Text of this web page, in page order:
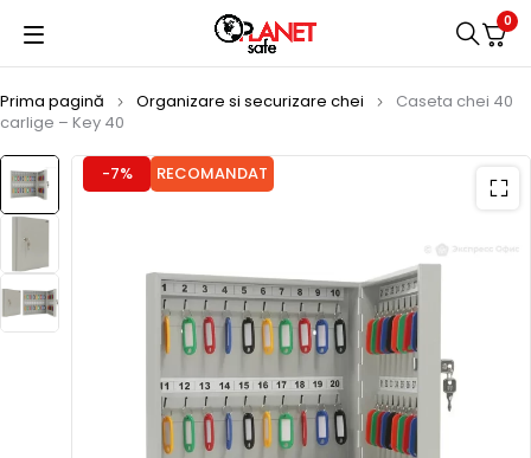
0
Prima pagină Organizare si securizare chei
Caseta chei 40
carlige – Key 40
-7% RECOMANDAT